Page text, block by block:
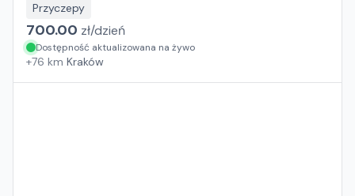
Przyczepy
700.00 zł/dzień
Dostępność aktualizowana na żywo
+76 km Kraków